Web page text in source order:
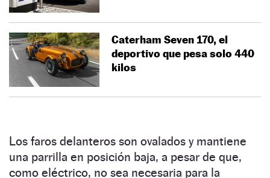
Caterham Seven 170, el
deportivo que pesa solo 440
kilos
Los faros delanteros son ovalados y mantiene
una parrilla en posición baja, a pesar de que,
como eléctrico, no sea necesaria para la